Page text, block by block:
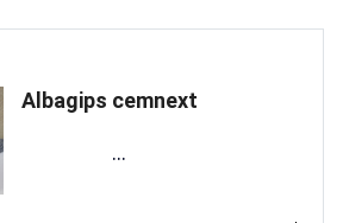
Albagips cemnext
...